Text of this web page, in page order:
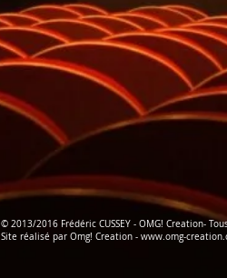
© 2013/2016 Frédéric CUSSEY - OMG! Creation-
Site réalisé par Omg! Creation - www.omg-